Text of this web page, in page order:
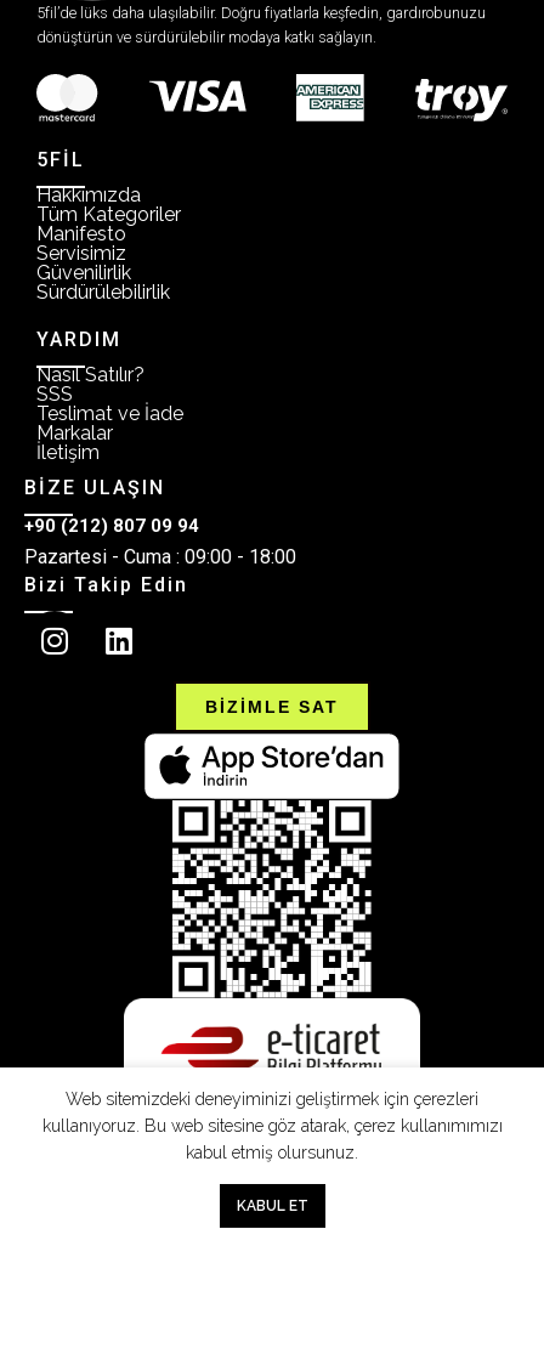
5fil’de lüks daha ulaşılabilir. Doğru fiyatlarla keşfedin, gardırobunuzu
dönüştürün ve sürdürülebilir modaya katkı sağlayın.
5FİL
Hakkımızda
Tüm Kategoriler
Manifesto
Servisimiz
Güvenilirlik
Sürdürülebilirlik
YARDIM
Nasıl Satılır?
SSS
Teslimat ve İade
Markalar
İletişim
BİZE ULAŞIN
+90 (212) 807 09 94
Pazartesi - Cuma : 09:00 - 18:00
Bizi Takip Edin
BİZİMLE SAT
Web sitemizdeki deneyiminizi geliştirmek için çerezleri
kullanıyoruz. Bu web sitesine göz atarak, çerez kullanımımızı
kabul etmiş olursunuz.
KABUL ET
Sepet